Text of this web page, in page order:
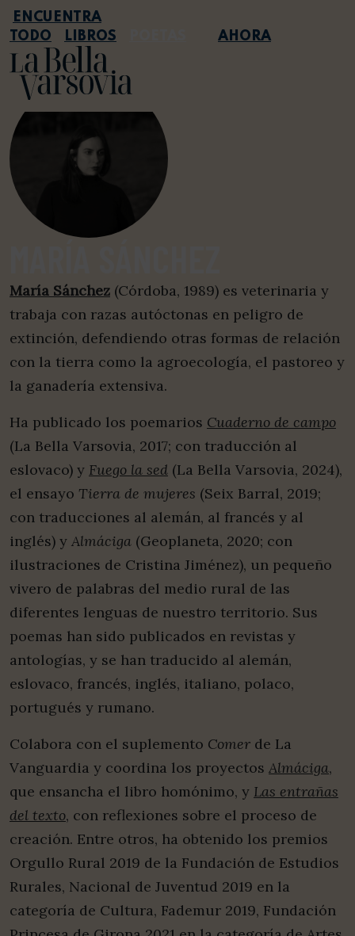
TODO LIBROS AHORA
María Sánchez (Córdoba, 1989) es veterinaria y
trabaja con razas autóctonas en peligro de
extinción, defendiendo otras formas de relación
con la tierra como la agroecología, el pastoreo y
la ganadería extensiva.
Ha publicado los poemarios Cuaderno de campo
(La Bella Varsovia, 2017; con traducción al
eslovaco) y Fuego la sed (La Bella Varsovia, 2024),
el ensayo Tierra de mujeres (Seix Barral, 2019;
con traducciones al alemán, al francés y al
inglés) y Almáciga (Geoplaneta, 2020; con
ilustraciones de Cristina Jiménez), un pequeño
vivero de palabras del medio rural de las
diferentes lenguas de nuestro territorio. Sus
poemas han sido publicados en revistas y
antologías, y se han traducido al alemán,
eslovaco, francés, inglés, italiano, polaco,
portugués y rumano.
Colabora con el suplemento Comer de La
Vanguardia y coordina los proyectos Almáciga,
que ensancha el libro homónimo, y Las entrañas
del texto, con reflexiones sobre el proceso de
creación. Entre otros, ha obtenido los premios
Orgullo Rural 2019 de la Fundación de Estudios
Rurales, Nacional de Juventud 2019 en la
categoría de Cultura, Fademur 2019, Fundación